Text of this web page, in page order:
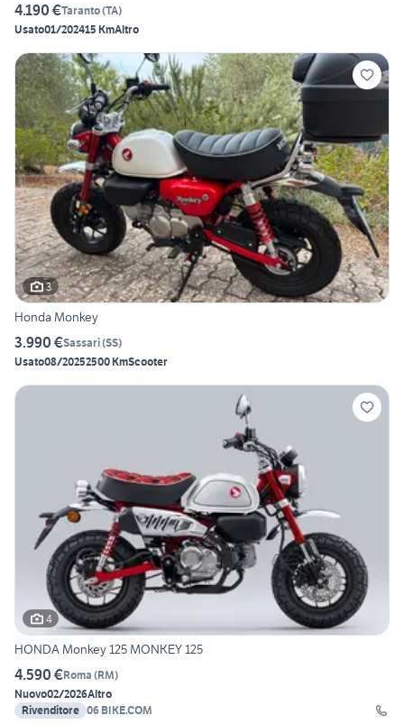
4.190 €Taranto(TA)
Usato01/202415 KmAltro
3
Honda Monkey
3.990 €Sassari(SS)
Usato08/20252500 KmScooter
4
HONDA Monkey 125 MONKEY 125
4.590 €Roma (RM)
Nuovo02/2026Altro
Rivenditore 06 BIKE.COM